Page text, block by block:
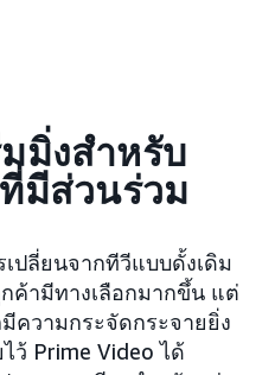
มิ่งสำหรับ
มีส่วนร่วม
ปลี่ยนจากทีวีแบบดั้งเดิม
ค้ามีทางเลือกมากขึ้น แต่
ความกระจัดกระจายยิ่ง
ว้ Prime Video ได้